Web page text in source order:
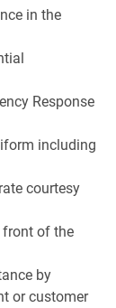
in the
Response
including
courtesy
of the
by
or customer